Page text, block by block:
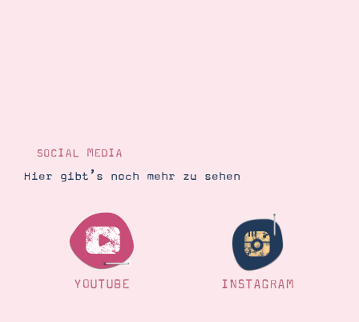
SOCIAL MEDIA
Hier gibt’s noch mehr zu sehen
YOUTUBE INSTAGRAM